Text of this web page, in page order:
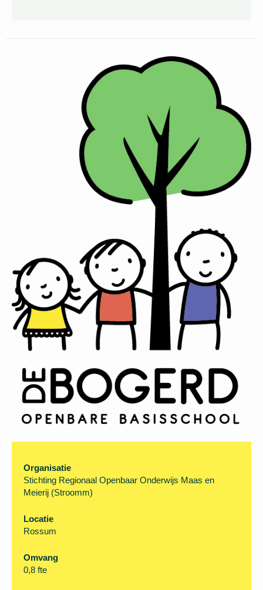
Organisatie
Stichting Regionaal Openbaar Onderwijs Maas en
Meierij (Stroomm)
Locatie
Rossum
Omvang
0,8 fte